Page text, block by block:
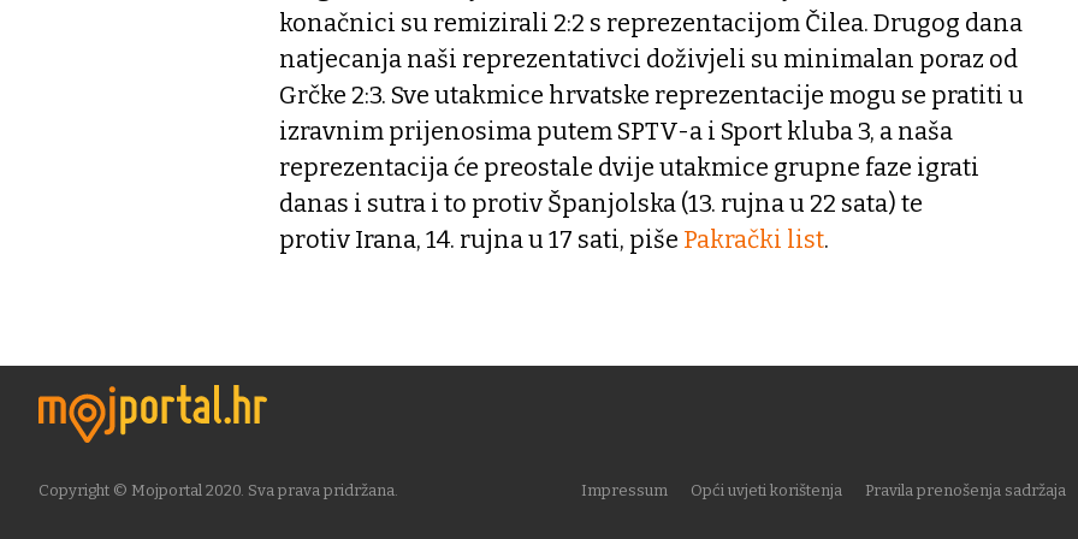
konačnici su remizirali 2:2 s reprezentacijom Čilea. Drugog dana
natjecanja naši reprezentativci doživjeli su minimalan poraz od
Grčke 2:3. Sve utakmice hrvatske reprezentacije mogu se pratiti u
izravnim prijenosima putem SPTV-a i Sport kluba 3, a naša
reprezentacija će preostale dvije utakmice grupne faze igrati
danas i sutra i to protiv Španjolska (13. rujna u 22 sata) te
protiv Irana, 14. rujna u 17 sati, piše Pakrački list.
Copyright © Mojportal 2020. Sva prava pridržana. Impressum Opći uvjeti korištenja Pravila prenošenja sadržaja